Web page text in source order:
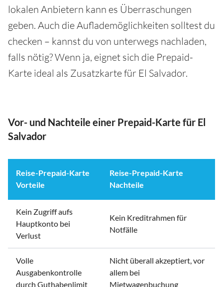
lokalen Anbietern kann es Überraschungen
geben. Auch die Auflademöglichkeiten solltest du
checken – kannst du von unterwegs nachladen,
falls nötig? Wenn ja, eignet sich die Prepaid-
Karte ideal als Zusatzkarte für El Salvador.
Vor- und Nachteile einer Prepaid-Karte für El
Salvador
Reise-Prepaid-Karte
Vorteile
Reise-Prepaid-Karte
Nachteile
Kein Zugriff aufs
Hauptkonto bei
Verlust
Kein Kreditrahmen für
Notfälle
Volle
Ausgabenkontrolle
durch Guthabenlimit
Nicht überall akzeptiert, vor
allem bei
Mietwagenbuchung